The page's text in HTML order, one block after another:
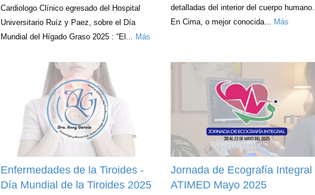
Cardiologo Clínico egresado del Hospital
Universitario Ruíz y Paez, sobre el Día
Mundial del Hígado Graso 2025 : “El... Más
detalladas del interior del cuerpo humano.
En Cima, o mejor conocida... Más
Enfermedades de la Tiroides -
Día Mundial de la Tiroides 2025
Jornada de Ecografía Integral
ATIMED Mayo 2025